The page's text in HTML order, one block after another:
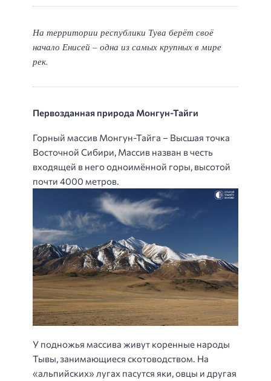
На территории республики Тува берёт своё
начало Енисей – одна из самых крупных в мире
рек.
Первозданная природа Монгун-Тайги
Горный массив Монгун-Тайга – Высшая точка
Восточной Сибири, Массив назван в честь
входящей в него одноимённой горы, высотой
почти 4000 метров.
У подножья массива живут коренные народы
Тывы, занимающиеся скотоводством. На
«альпийских» лугах пасутся яки, овцы и другая